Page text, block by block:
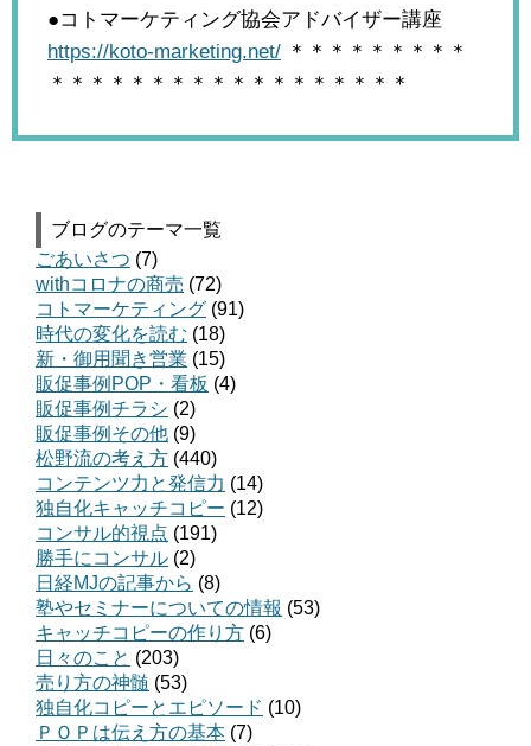
●コトマーケティング協会アドバイザー講座
https://koto-marketing.net/ ＊＊＊＊＊＊＊＊＊
＊＊＊＊＊＊＊＊＊＊＊＊＊＊＊＊＊＊
ブログのテーマ一覧
ごあいさつ (7)
withコロナの商売 (72)
コトマーケティング (91)
時代の変化を読む (18)
新・御用聞き営業 (15)
販促事例POP・看板 (4)
販促事例チラシ (2)
販促事例その他 (9)
松野流の考え方 (440)
コンテンツ力と発信力 (14)
独自化キャッチコピー (12)
コンサル的視点 (191)
勝手にコンサル (2)
日経MJの記事から (8)
塾やセミナーについての情報 (53)
キャッチコピーの作り方 (6)
日々のこと (203)
売り方の神髄 (53)
独自化コピーとエピソード (10)
ＰＯＰは伝え方の基本 (7)